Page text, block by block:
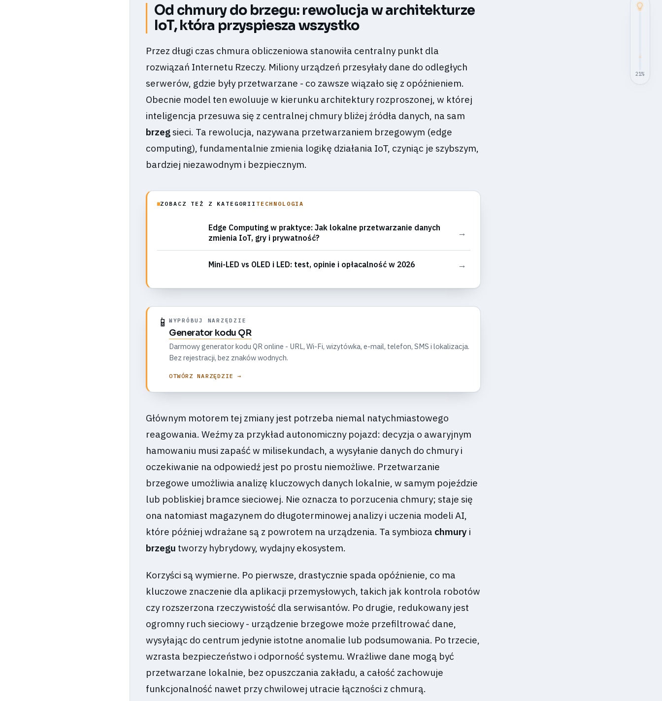
21%
Od chmury do brzegu: rewolucja w architekturze
IoT, która przyspiesza wszystko
Przez długi czas chmura obliczeniowa stanowiła centralny punkt dla
rozwiązań Internetu Rzeczy. Miliony urządzeń przesyłały dane do odległych
serwerów, gdzie były przetwarzane - co zawsze wiązało się z opóźnieniem.
Obecnie model ten ewoluuje w kierunku architektury rozproszonej, w której
inteligencja przesuwa się z centralnej chmury bliżej źródła danych, na sam
brzegsieci. Ta rewolucja, nazywana przetwarzaniem brzegowym (edge
computing), fundamentalnie zmienia logikę działania IoT, czyniąc je szybszym,
bardziej niezawodnym i bezpiecznym.
ZOBACZ TEŻ Z KATEGORII TECHNOLOGIA
Edge Computing w praktyce: Jak lokalne przetwarzanie danych
zmienia IoT, gry i prywatność?
→
Mini-LED vs OLED i LED: test, opinie i opłacalność w 2026 →
📱 WYPRÓBUJ NARZĘDZIE
Generator kodu QR
Darmowy generator kodu QR online - URL, Wi-Fi, wizytówka, e-mail, telefon, SMS i lokalizacja.
Bez rejestracji, bez znaków wodnych.
OTWÓRZ NARZĘDZIE →
Głównym motorem tej zmiany jest potrzeba niemal natychmiastowego
reagowania. Weźmy za przykład autonomiczny pojazd: decyzja o awaryjnym
hamowaniu musi zapaść w milisekundach, a wysyłanie danych do chmury i
oczekiwanie na odpowiedź jest po prostu niemożliwe. Przetwarzanie
brzegowe umożliwia analizę kluczowych danych lokalnie, w samym pojeździe
lub pobliskiej bramce sieciowej. Nie oznacza to porzucenia chmury; staje się
ona natomiast magazynem do długoterminowej analizy i uczenia modeli AI,
które później wdrażane są z powrotem na urządzenia. Ta symbioza chmury i
brzegu tworzy hybrydowy, wydajny ekosystem.
Korzyści są wymierne. Po pierwsze, drastycznie spada opóźnienie, co ma
kluczowe znaczenie dla aplikacji przemysłowych, takich jak kontrola robotów
czy rozszerzona rzeczywistość dla serwisantów. Po drugie, redukowany jest
ogromny ruch sieciowy - urządzenie brzegowe może przefiltrować dane,
wysyłając do centrum jedynie istotne anomalie lub podsumowania. Po trzecie,
wzrasta bezpieczeństwo i odporność systemu. Wrażliwe dane mogą być
przetwarzane lokalnie, bez opuszczania zakładu, a całość zachowuje
funkcjonalność nawet przy chwilowej utracie łączności z chmurą.